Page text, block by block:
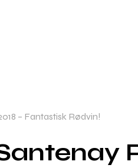
– Fantastisk Rødvin!